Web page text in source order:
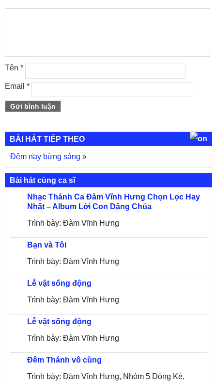
Tên *
Email *
BÀI HÁT TIẾP THEO
Đêm nay bừng sáng »
Bài hát cùng ca sĩ
Nhạc Thánh Ca Đàm Vĩnh Hưng Chọn Lọc Hay
Nhất – Album Lời Con Dâng Chúa
Trình bày: Đàm Vĩnh Hưng
Bạn và Tôi
Trình bày: Đàm Vĩnh Hưng
Lễ vật sống động
Trình bày: Đàm Vĩnh Hưng
Lễ vật sống động
Trình bày: Đàm Vĩnh Hưng
Đêm Thánh vô cùng
Trình bày: Đàm Vĩnh Hưng, Nhóm 5 Dòng Kẻ,